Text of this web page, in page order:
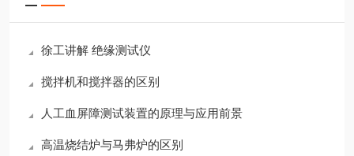
徐工讲解 绝缘测试仪
搅拌机和搅拌器的区别
人工血屏障测试装置的原理与应用前景
高温烧结炉与马弗炉的区别